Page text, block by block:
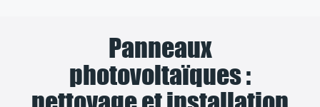
Panneaux
photovoltaïques :